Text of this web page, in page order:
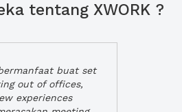
tentang XWORK ?
bermanfaat buat set
out of offices,
experiences